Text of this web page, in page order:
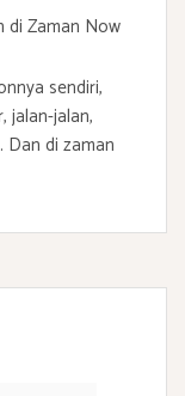
di Zaman Now
sendiri,
jalan-jalan,
Dan di zaman